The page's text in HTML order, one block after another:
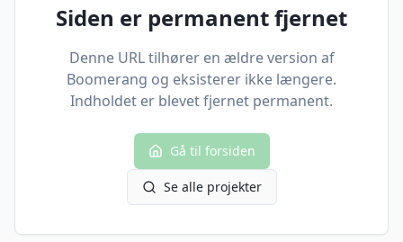
Siden er permanent fjernet
Denne URL tilhører en ældre version af
Boomerang og eksisterer ikke længere.
Indholdet er blevet fjernet permanent.
Gå til forsiden
Se alle projekter